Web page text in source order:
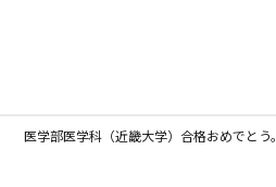
医学部医学科（近畿大学）合格おめでとう。